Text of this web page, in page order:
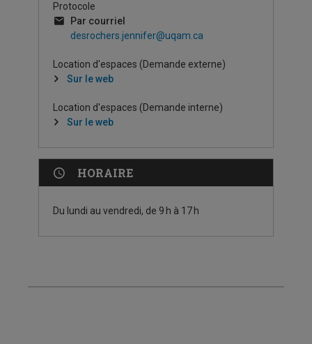
Protocole
Par courriel
desrochers.jennifer@uqam.ca
Location d'espaces (Demande externe)
Sur le web
Location d'espaces (Demande interne)
Sur le web
HORAIRE
Du lundi au vendredi, de 9 h à 17 h